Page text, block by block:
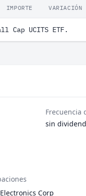
IMPORTE VARIACIÓN
Cap UCITS ETF.
Frecuencia
sin
Corp